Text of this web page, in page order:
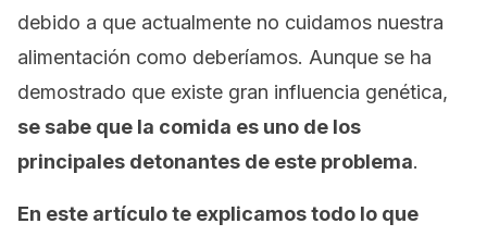
debido a que actualmente no cuidamos nuestra
alimentación como deberíamos. Aunque se ha
demostrado que existe gran influencia genética,
se sabe que la comida es uno de los
principales detonantes de este problema.
En este artículo te explicamos todo lo que